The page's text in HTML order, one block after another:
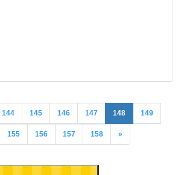
144 145 146 147 148 149
155 156 157 158 »